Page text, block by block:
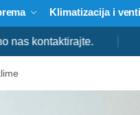
Klimatizacija i
Rok